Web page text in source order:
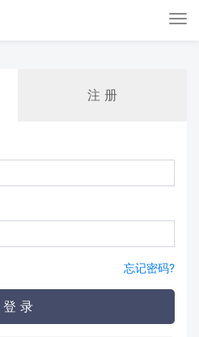
注 册
忘记密码?
登 录